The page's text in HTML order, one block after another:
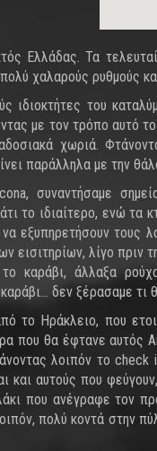
Ελλάδας. Τα
χαλαρούς ρυθμούς
ιδιοκτήτες του
με τον τρόπο αυτό
χωριά.
παράλληλα με την
συναντήσαμε
το ιδιαίτερο, ενώ τα
εξυπηρετήσουν τους
λίγο πριν
καράβι, άλλαξα
δεν ξέρασαμε τι
Ηράκλειο, που
που θα έφτανε αυτός
λοιπόν το
και αυτούς που
που ανέγραφε τον
πολύ κοντά στην